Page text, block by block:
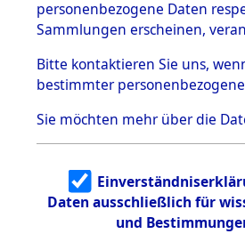
5.3
Todesmärsche
5.3.1 Alliierte
Erhebungen
zu
Todesmärsch
en
5.3.2
Identifizierun
g
5.3.3
Todesmärsch
personenbezogene Daten
Sammlungen erscheinen,
Bitte kontaktieren Sie uns,
bestimmter
Sie möchten mehr über die
Daten ausschließlich für
und